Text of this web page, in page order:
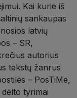
Kai kurie iš
sankaupas
latvių
– SR,
autorius
tekstų žanrus
– PosTiMe,
tyrimai